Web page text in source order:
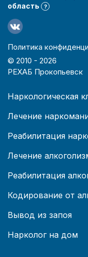
область
?
Политика
© 2010 - 2026
РЕХАБ Прокопьевск
Наркологическая
Лечение
Реабилитация
Лечение
Реабилитация
Кодирование от
Вывод из запоя
Нарколог на дом